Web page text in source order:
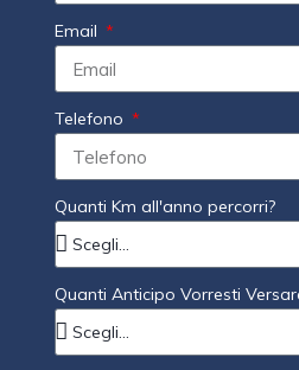
Email
Telefono
Quanti Km all'anno percorri?
Quanti Anticipo Vorresti